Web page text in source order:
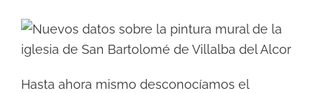
Hasta ahora mismo desconocíamos el